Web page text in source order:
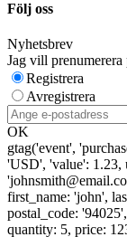
Följ oss
Nyhetsbrev
Jag vill prenumerera
Registrera
Avregistrera
OK
gtag('event',
'USD', 'value': 1.23,
first_name: 'john',
postal_code:
quantity: 5, price: